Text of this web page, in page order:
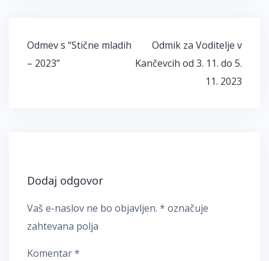
Navigacija
prispevka
Odmev s “Stične mladih
– 2023”
Odmik za Voditelje v
Kančevcih od 3. 11. do 5.
11. 2023
Dodaj odgovor
Vaš e-naslov ne bo objavljen. * označuje
zahtevana polja
Komentar*